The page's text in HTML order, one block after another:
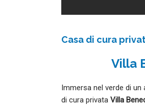
Casa di cura
Villa
Immersa nel verde di
di cura privata Villa